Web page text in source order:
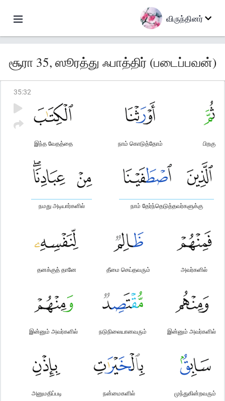
விருந்தினர்
சூரா 35, ஸூரத்து ஃபாத்திர் (படைப்பவன்)
35:32
பிறகு
நாம் கொடுத்தோம்
இந்த வேதத்தை
நாம் தேர்ந்தெடுத்தவர்களுக்கு
நமது அடியார்களில்
அவர்களில்
தீமை செய்தவரும்
தனக்குத் தானே
இன்னும் அவர்களில்
நடுநிலையானவரும்
இன்னும் அவர்களில்
முந்துகின்றவரும்
நன்மைகளில்
அனுமதிப்படி